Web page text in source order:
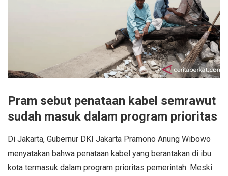
Pram sebut penataan kabel semrawut
sudah masuk dalam program prioritas
Di Jakarta, Gubernur DKI Jakarta Pramono Anung Wibowo
menyatakan bahwa penataan kabel yang berantakan di ibu
kota termasuk dalam program prioritas pemerintah. Meski